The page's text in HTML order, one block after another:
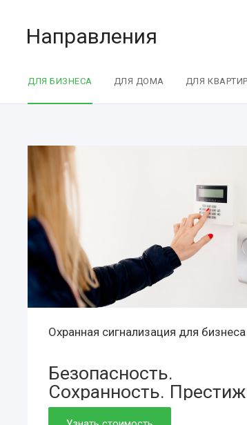
Направления
ДЛЯ БИЗНЕСА ДЛЯ ДОМА ДЛЯ
Охранная сигнализация для бизнеса
Безопасность.
Сохранность.
Просто. Быстро.